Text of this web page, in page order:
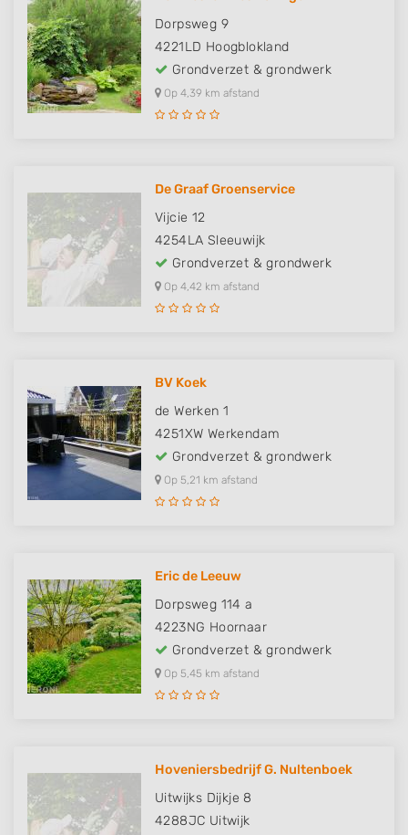
Dorpsweg 9
4221LD Hoogblokland
Grondverzet & grondwerk
Op 4,39 km afstand
De Graaf Groenservice
Vijcie 12
4254LA Sleeuwijk
Grondverzet & grondwerk
Op 4,42 km afstand
BV Koek
de Werken 1
4251XW Werkendam
Grondverzet & grondwerk
Op 5,21 km afstand
Eric de Leeuw
Dorpsweg 114 a
4223NG Hoornaar
Grondverzet & grondwerk
Op 5,45 km afstand
Hoveniersbedrijf G. Nultenboek
Uitwijks Dijkje 8
4288JC Uitwijk